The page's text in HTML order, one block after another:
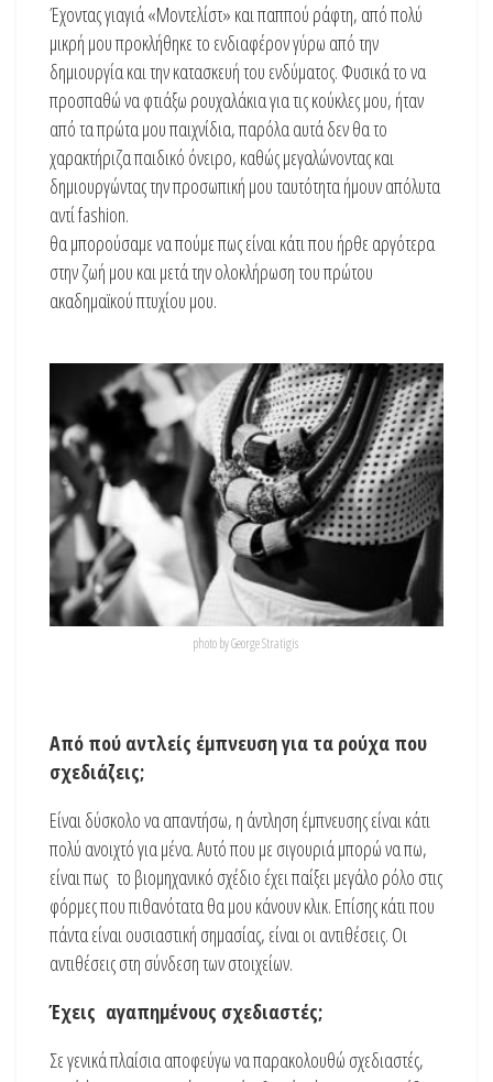
Έχοντας γιαγιά «Μοντελίστ» και παππού ράφτη, από πολύ
μικρή μου προκλήθηκε το ενδιαφέρον γύρω από την
δημιουργία και την κατασκευή του ενδύματος. Φυσικά το να
προσπαθώ να φτιάξω ρουχαλάκια για τις κούκλες μου, ήταν
από τα πρώτα μου παιχνίδια, παρόλα αυτά δεν θα το
χαρακτήριζα παιδικό όνειρο, καθώς μεγαλώνοντας και
δημιουργώντας την προσωπική μου ταυτότητα ήμουν απόλυτα
αντί fashion.
θα μπορούσαμε να πούμε πως είναι κάτι που ήρθε αργότερα
στην ζωή μου και μετά την ολοκλήρωση του πρώτου
ακαδημαϊκού πτυχίου μου.
photo by George Stratigis
Από πού αντλείς έμπνευση για τα ρούχα που
σχεδιάζεις;
Είναι δύσκολο να απαντήσω, η άντληση έμπνευσης είναι κάτι
πολύ ανοιχτό για μένα. Αυτό που με σιγουριά μπορώ να πω,
είναι πως το βιομηχανικό σχέδιο έχει παίξει μεγάλο ρόλο στις
φόρμες που πιθανότατα θα μου κάνουν κλικ. Επίσης κάτι που
πάντα είναι ουσιαστική σημασίας, είναι οι αντιθέσεις. Οι
αντιθέσεις στη σύνδεση των στοιχείων.
Έχεις αγαπημένους σχεδιαστές;
Σε γενικά πλαίσια αποφεύγω να παρακολουθώ σχεδιαστές,